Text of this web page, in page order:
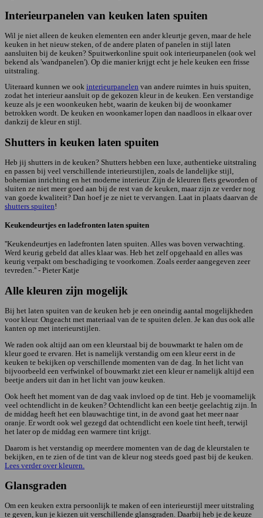
Interieurpanelen van keuken laten spuiten
Wil je niet alleen de keuken elementen een ander kleurtje geven, maar de hele
keuken in het nieuw steken, of de andere platen of panelen in stijl laten
aansluiten bij de keuken? Spuitwerkonline spuit ook interieurpanelen (ook wel
bekend als 'wandpanelen'). Op die manier krijgt echt je hele keuken een frisse
uitstraling.
Uiteraard kunnen we ook interieurpanelen van andere ruimtes in huis spuiten,
zodat het interieur aansluit op de gekozen kleur in de keuken. Een verstandige
keuze als je een woonkeuken hebt, waarin de keuken bij de woonkamer
betrokken wordt. De keuken en woonkamer lopen dan naadloos in elkaar over
dankzij de kleur en stijl.
Shutters in keuken laten spuiten
Heb jij shutters in de keuken? Shutters hebben een luxe, authentieke uitstraling
en passen bij veel verschillende interieurstijlen, zoals de landelijke stijl,
bohemian inrichting en het moderne interieur. Zijn de kleuren flets geworden of
sluiten ze niet meer goed aan bij de rest van de keuken, maar zijn ze verder nog
van goede kwaliteit? Dan hoef je ze niet te vervangen. Laat in plaats daarvan de
shutters spuiten!
Keukendeurtjes en ladefronten laten spuiten
''Keukendeurtjes en ladefronten laten spuiten. Alles was boven verwachting.
Werd keurig gebeld dat alles klaar was. Heb het zelf opgehaald en alles was
keurig verpakt om beschadiging te voorkomen. Zoals eerder aangegeven zeer
tevreden.'' - Pieter Katje
Alle kleuren zijn mogelijk
Bij het laten spuiten van de keuken heb je een oneindig aantal mogelijkheden
voor kleur. Ongeacht met materiaal van de te spuiten delen. Je kan dus ook alle
kanten op met interieurstijlen.
We raden ook altijd aan om een kleurstaal bij de bouwmarkt te halen om de
kleur goed te ervaren. Het is namelijk verstandig om een kleur eerst in de
keuken te bekijken op verschillende momenten van de dag. In het licht van
bijvoorbeeld een verfwinkel of bouwmarkt ziet een kleur er namelijk altijd een
beetje anders uit dan in het licht van jouw keuken.
Ook heeft het moment van de dag vaak invloed op de tint. Heb je voornamelijk
veel ochtendlicht in de keuken? Ochtendlicht kan een beetje geelachtig zijn. In
de middag heeft het een blauwachtige tint, in de avond gaat het meer naar
oranje. Er wordt ook wel gezegd dat ochtendlicht een koele tint heeft, terwijl
het later op de middag een warmere tint krijgt.
Daarom is het verstandig op meerdere momenten van de dag de kleurstalen te
bekijken, en te zien of de tint van de kleur nog steeds goed past bij de keuken.
Lees verder over kleuren.
Glansgraden
Om een keuken extra persoonlijk te maken of een interieurstijl meer uitstraling
te geven, kun je kiezen uit verschillende glansgraden. Daarbij heb je de keuze